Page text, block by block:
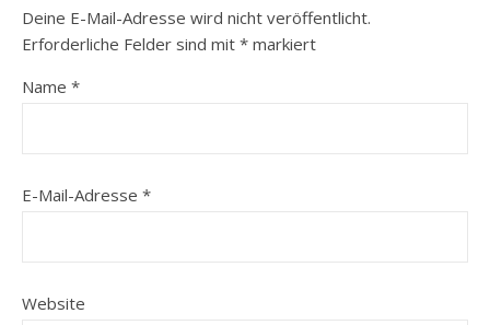
Deine E-Mail-Adresse wird nicht veröffentlicht.
Erforderliche Felder sind mit * markiert
Name *
E-Mail-Adresse *
Website